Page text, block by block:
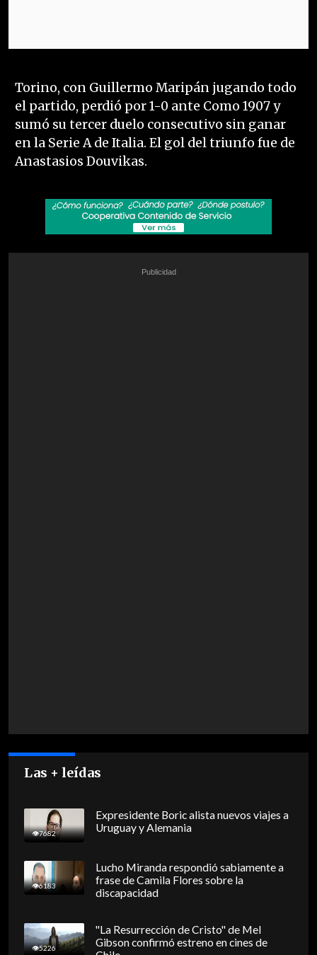
Torino, con Guillermo Maripán jugando todo
el partido, perdió por 1-0 ante Como 1907 y
sumó su tercer duelo consecutivo sin ganar
en la Serie A de Italia. El gol del triunfo fue de
Anastasios Douvikas.
Las + leídas
7682
Expresidente Boric alista nuevos viajes a
Uruguay y Alemania
6183
Lucho Miranda respondió sabiamente a
frase de Camila Flores sobre la
discapacidad
5226
"La Resurrección de Cristo" de Mel
Gibson confirmó estreno en cines de